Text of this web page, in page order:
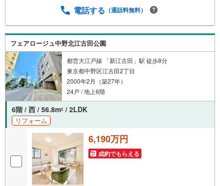
めにお電話ください。上記時間はお電話が繋がりやすくな
当店で物件を成約するとPayPayボーナスがもらえる「Yah
oo！不動産物件ご成約キャンペーン」の対象になります。
電話する （通話料無料）
フェアロージュ中野北江古田公園
都営大江戸線 「新江古田」駅 徒歩8分
東京都中野区江古田2丁目
2000年2月（築27年）
24戸 / 地上6階
6階 / 西 / 56.8m2 / 2LDK
リフォーム
6,190万円
成約でもらえる